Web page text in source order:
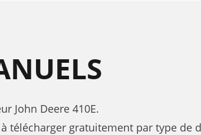
John Deere 410E.
télécharger gratuitement par type